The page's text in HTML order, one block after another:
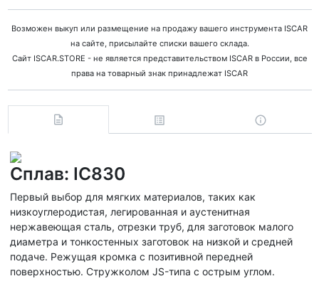
Возможен выкуп или размещение на продажу вашего инструмента ISCAR
на сайте, присылайте списки вашего склада.
Сайт ISCAR.STORE - не является представительством ISCAR в России, все
права на товарный знак принадлежат ISCAR
Сплав: IC830
Первый выбор для мягких материалов, таких как
низкоуглеродистая, легированная и аустенитная
нержавеющая сталь, отрезки труб, для заготовок малого
диаметра и тонкостенных заготовок на низкой и средней
подаче. Режущая кромка с позитивной передней
поверхностью. Стружколом JS-типа с острым углом.